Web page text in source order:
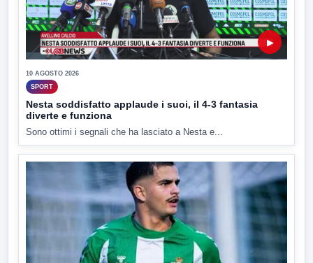
▶
10 AGOSTO 2026
SPORT
Nesta soddisfatto applaude i suoi, il 4-3 fantasia
diverte e funziona
Sono ottimi i segnali che ha lasciato a Nesta e...